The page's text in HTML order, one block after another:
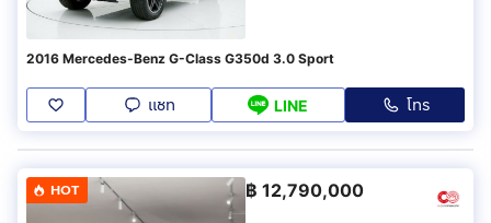
2016 Mercedes-Benz G-Class G350d 3.0 Sport
แชท LINE โทร
HOT ฿ 12,790,000